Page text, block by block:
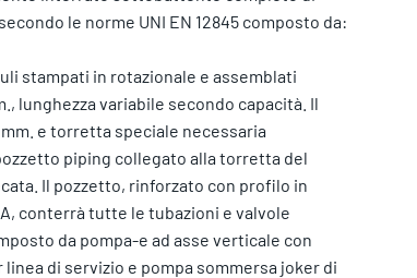
le norme UNI EN 12845 composto da:
stampati in rotazionale e assemblati
lunghezza variabile secondo capacità. Il
e torretta speciale necessaria
piping collegato alla torretta del
Il pozzetto, rinforzato con profilo in
conterrà tutte le tubazioni e valvole
da pompa-e ad asse verticale con
di servizio e pompa sommersa joker di